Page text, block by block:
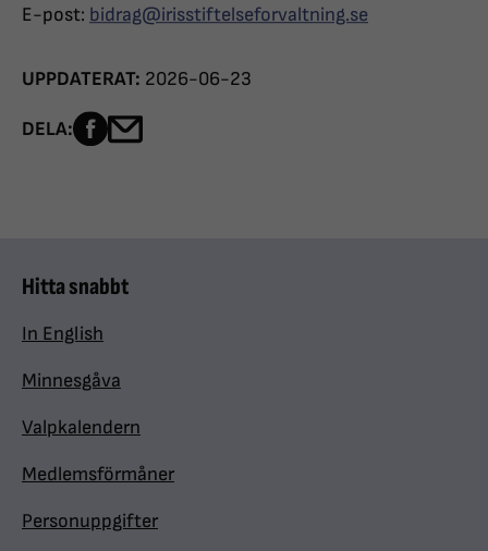
E-post: bidrag@irisstiftelseforvaltning.se
UPPDATERAT: 2026-06-23
DELA: Dela sidan på Facebook
Hitta snabbt
In English
Minnesgåva
Valpkalendern
Medlemsförmåner
Personuppgifter